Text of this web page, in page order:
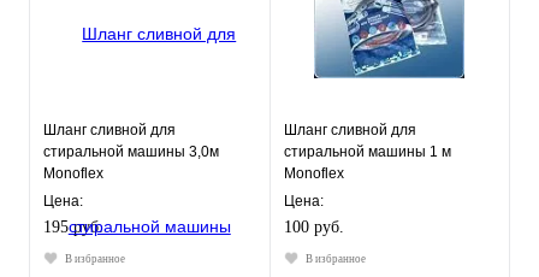
Шланг сливной для
стиральной машины 3,0м
Monoflex
Цена:
195 руб.
В избранное
Шланг сливной для
стиральной машины 1 м
Monoflex
Цена:
100 руб.
В избранное